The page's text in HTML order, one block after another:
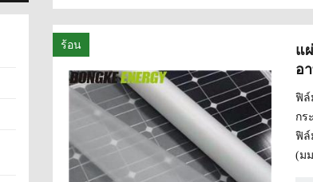
ร้อน
แ
อ
ฟิล์
กร
ฟิล์
(ม